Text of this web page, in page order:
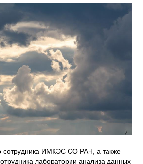
сотрудника ИМКЭС СО РАН, а также
лаборатории анализа данных